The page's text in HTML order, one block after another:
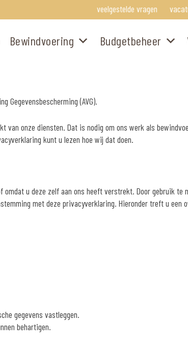
veelgestelde vragen
Bewindvoering Budgetbeheer
Gegevensbescherming (AVG).
van onze diensten. Dat is nodig om ons werk als
kunt u lezen hoe wij dat doen.
u deze zelf aan ons heeft verstrekt. Door gebruik te
met deze privacyverklaring. Hieronder treft u een
gegevens vastleggen.
behartigen.